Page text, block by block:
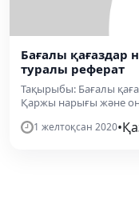
Бағалы қағаздар
туралы реферат
Тақырыбы: Бағалы
Қаржы нарығы және
1 желтоқсан 2020•